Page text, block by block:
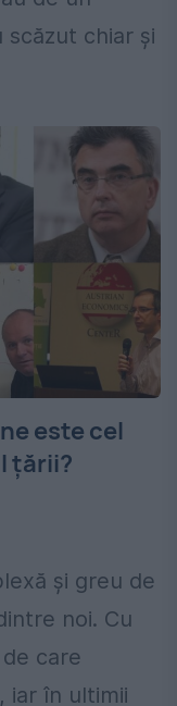
chiar şi
este cel
țării?
și greu de
noi. Cu
care
iar în ultimii